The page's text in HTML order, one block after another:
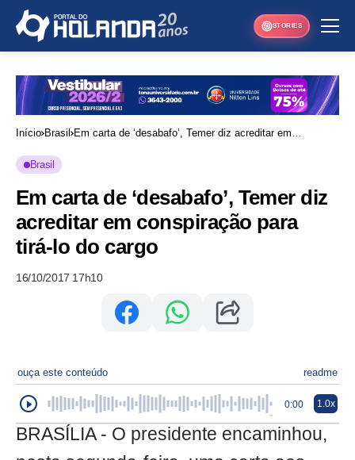
STORIES
Início Brasil
Em carta de ‘desabafo’, Temer diz acreditar em
Brasil
Em carta de ‘desabafo’, Temer diz
acreditar em conspiração para
tirá-lo do cargo
16/10/2017 17h10
ouça este conteúdo readme
0:00 1.0x
BRASÍLIA - O presidente encaminhou,